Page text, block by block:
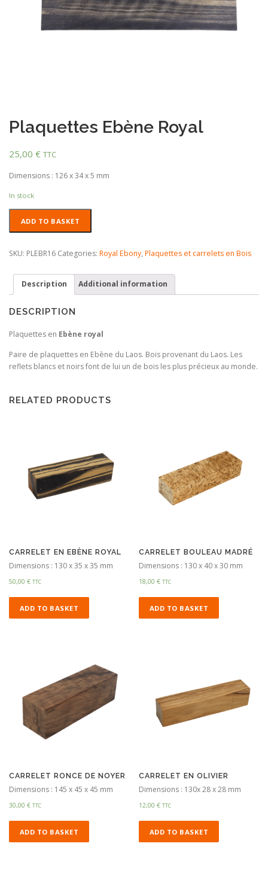
Plaquettes Ebène Royal
25,00 € TTC
Dimensions : 126 x 34 x 5 mm
In stock
Ebène
quantity
ADD TO BASKET
SKU: PLEBR16 Categories: Royal Ebony, Plaquettes et carrelets en Bois
Description Additional information
DESCRIPTION
Plaquettes en Ebène royal
Paire de plaquettes en Ebène du Laos. Bois provenant du Laos. Les
reflets blancs et noirs font de lui un de bois les plus précieux au monde.
RELATED PRODUCTS
CARRELET EN EBÈNE ROYAL
Dimensions : 130 x 35 x 35 mm
50,00 € TTC
ADD TO BASKET
CARRELET BOULEAU MADRÉ
Dimensions : 130 x 40 x 30 mm
18,00€ TTC
ADD TO BASKET
CARRELET RONCE DE NOYER
Dimensions : 145 x 45 x 45 mm
30,00 € TTC
ADD TO BASKET
CARRELET EN OLIVIER
Dimensions : 130x 28 x 28 mm
12,00€ TTC
ADD TO BASKET